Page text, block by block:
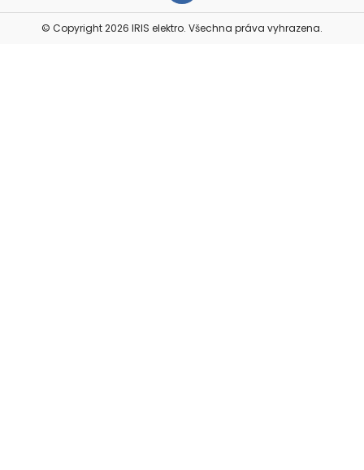
© Copyright 2026 IRIS elektro. Všechna práva vyhrazena.